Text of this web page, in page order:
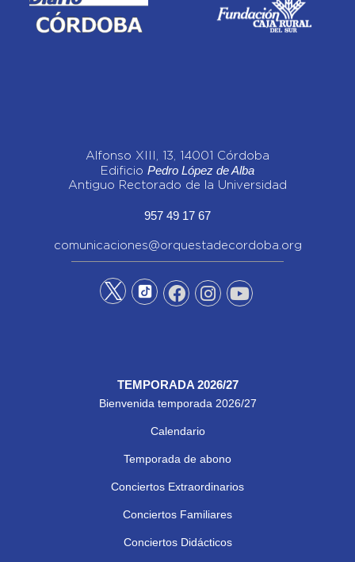
Alfonso XIII, 13, 14001 Córdoba
Edificio Pedro López de Alba
Antiguo Rectorado de la Universidad
957 49 17 67
comunicaciones@orquestadecordoba.org
TEMPORADA 2026/27
Bienvenida temporada 2026/27
Calendario
Temporada de abono
Conciertos Extraordinarios
Conciertos Familiares
Conciertos Didácticos